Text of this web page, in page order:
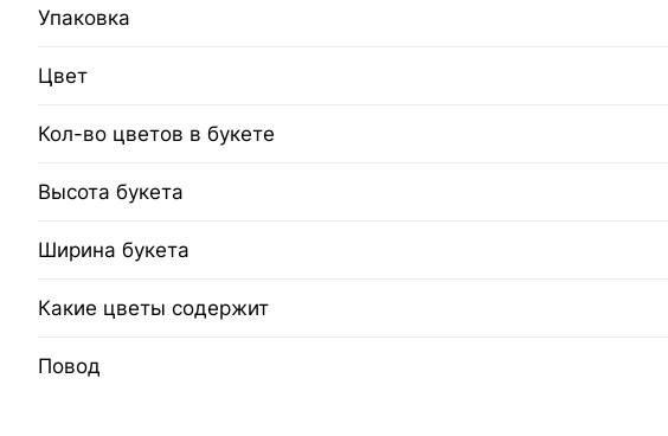
Упаковка
Цвет
Кол-во цветов в букете
Высота букета
Ширина букета
Какие цветы содержит
Повод